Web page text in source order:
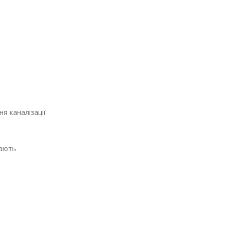
каналізації